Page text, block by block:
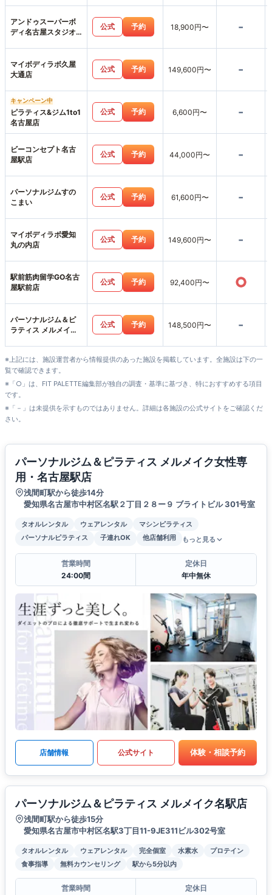
アンドゥスーパーボ
ディ名古屋スタジオ
公式 予約 18,900円〜 -
マイボディラボ久屋
大通店
公式 予約 149,600円〜 -
キャンペーン中
ピラティス&ジム1to1
名古屋店
公式 予約 6,600円〜 -
ビーコンセプト名古
屋駅店
公式 予約 44,000円〜 -
パーソナルジムすの
こまい
公式 予約 61,600円〜 -
マイボディラボ愛知
丸の内店
公式 予約 149,600円〜 -
駅前筋肉留学GO名古
屋駅前店
公式 予約 92,400円〜 ○
パーソナルジム＆ピ
ラティス メルメイク
公式 予約 148,500円〜 -
※上記には、施設運営者から情報提供のあった施設を掲載しています。全施設は下の一
覧で確認できます。
※「○」は、FIT PALETTE編集部が独自の調査・基準に基づき、特におすすめする項目
です。
※「－」は未提供を示すものではありません。詳細は各施設の公式サイトをご確認くだ
さい。
パーソナルジム＆ピラティス メルメイク女性専
用・名古屋駅店
浅間町駅から徒歩14分
愛知県名古屋市中村区名駅２丁目２８ー９ ブライトビル 301号室
タオルレンタル ウェアレンタル
マシンピラティス
パーソナルピラティス
子連れOK 他店舗利用 もっと見る
営業時間
24:00間
定休日
年中無休
店舗情報 公式サイト 体験・相談予約
パーソナルジム＆ピラティス メルメイク名駅店
浅間町駅から徒歩15分
愛知県名古屋市中村区名駅3丁目11-9JE311ビル302号室
タオルレンタル ウェアレンタル 完全個室 水素水
プロテイン
食事指導
無料カウンセリング 駅から5分以内
営業時間 定休日